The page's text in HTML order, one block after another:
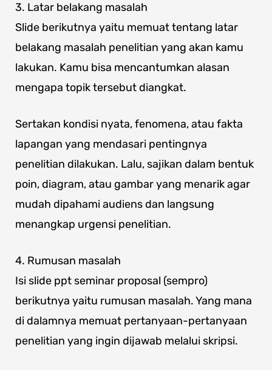
3. Latar belakang masalah
Slide berikutnya yaitu memuat tentang latar
belakang masalah penelitian yang akan kamu
lakukan. Kamu bisa mencantumkan alasan
mengapa topik tersebut diangkat.
Sertakan kondisi nyata, fenomena, atau fakta
lapangan yang mendasari pentingnya
penelitian dilakukan. Lalu, sajikan dalam bentuk
poin, diagram, atau gambar yang menarik agar
mudah dipahami audiens dan langsung
menangkap urgensi penelitian.
4. Rumusan masalah
Isi slide ppt seminar proposal (sempro)
berikutnya yaitu rumusan masalah. Yang mana
di dalamnya memuat pertanyaan-pertanyaan
penelitian yang ingin dijawab melalui skripsi.